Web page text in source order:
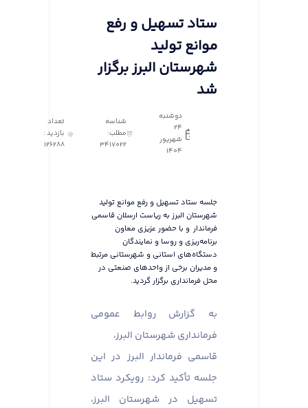
ستاد تسهیل و رفع
موانع تولید
شهرستان البرز برگزار
شد
دوشنبه
24
شهریور
1404
شناسه
مطلب:
3417022
تعداد
بازدید :
126288
جلسه ستاد تسهیل و رفع موانع تولید
شهرستان البرز به ریاست ارسلان قاسمی
فرماندار و با حضور عزیزی معاون
برنامه‌ریزی و روسا و نمایندگان
دستگاه‌های استانی و شهرستانی مرتبط
و مدیران برخی از واحدهای صنعتی در
محل فرمانداری برگزار گردید.
به گزارش روابط عمومی
فرمانداری شهرستان البرز،
قاسمی فرماندار البرز در این
جلسه تأکید کرد: رویکرد ستاد
تسهیل در شهرستان البرز،